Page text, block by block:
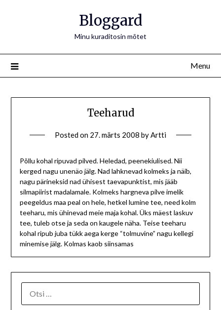
Bloggard
Minu kuraditosin mõtet
Menu
Teeharud
Posted on 27. märts 2008 byArtti
Põllu kohal ripuvad pilved. Heledad, peenekiulised. Nii
kerged nagu unenäo jälg. Nad lahknevad kolmeks ja näib,
nagu pärineksid nad ühisest taevapunktist, mis jääb
silmapiirist madalamale. Kolmeks hargneva pilve imelik
peegeldus maa peal on hele, hetkel lumine tee, need kolm
teeharu, mis ühinevad meie maja kohal. Üks mäest laskuv
tee, tuleb otse ja seda on kaugele näha. Teise teeharu
kohal ripub juba tükk aega kerge “tolmuvine” nagu kellegi
minemise jälg. Kolmas kaob siinsamas